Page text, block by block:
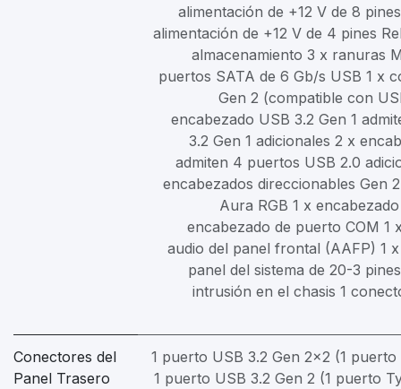
alimentación de +12 V de 8
alimentación de +12 V de 4 pines
almacenamiento 3 x ranuras
puertos SATA de 6 Gb/s USB 1 x
Gen 2 (compatible con
encabezado USB 3.2 Gen 1
3.2 Gen 1 adicionales 2 x
admiten 4 puertos USB 2.0
encabezados direccionables Gen
Aura RGB 1 x
encabezado de puerto COM 1
audio del panel frontal (AAFP) 1
panel del sistema de 20-3
intrusión en el chasis 1
Conectores del
Panel Trasero
1 puerto USB 3.2 Gen 2x2 (1
1 puerto USB 3.2 Gen 2 (1 puerto